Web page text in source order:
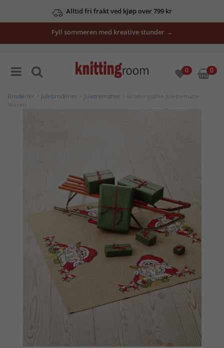
Alltid fri frakt ved kjøp over 799 kr
Fyll sommeren med kreative stunder →
0 0
Broderier Julebroderier Juletrematter > Broderipakke Juletrematte
Nissen